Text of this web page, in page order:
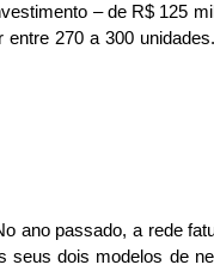
– de R$ 125
270 a 300
ano passado, a rede
seus dois modelos de